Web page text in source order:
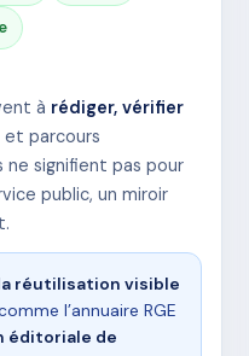
à rédiger, vérifier
et parcours
ne signifient pas pour
public, un miroir
réutilisation visible
l’annuaire RGE
éditoriale de